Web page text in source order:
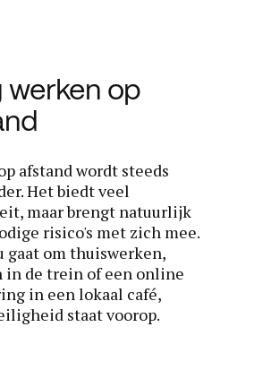
werken op
afstand wordt steeds
Het biedt veel
maar brengt natuurlijk
risico's met zich mee.
gaat om thuiswerken,
in de trein of een online
in een lokaal café,
staat voorop.